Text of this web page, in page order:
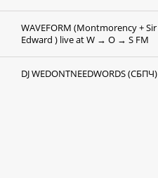
WAVEFORM (Montmorency + Sir
Edward ) live at W → O → S FM
DJ WEDONTNEEDWORDS (СБПЧ)